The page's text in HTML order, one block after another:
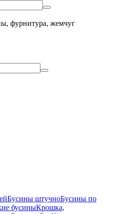
фурнитура, жемчуг
Бусины штучноБусины по
бусиныКрошка,